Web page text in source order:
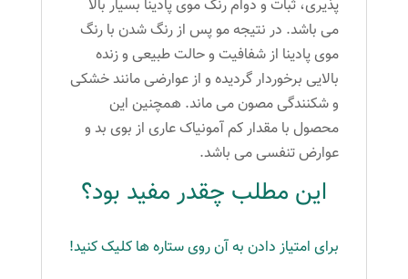
پذیری، ثبات و دوام رنگ موی پادینا بسیار بالا
می باشد. در نتیجه مو پس از رنگ شدن با رنگ
موی پادینا از شفافیت و حالت طبیعی و زنده
بالایی برخوردار گردیده و از عوارضی مانند خشکی
و شکنندگی مصون می ماند. همچنین این
محصول با مقدار کم آمونیاک عاری از بوی بد و
عوارض تنفسی می باشد.
این مطلب چقدر مفید بود؟
برای امتیاز دادن به آن روی ستاره ها کلیک کنید!